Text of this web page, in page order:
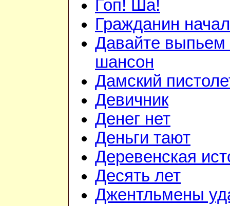
Гоп! Ша!
Гражданин
Давайте выпьем
шансон
Дамский
Девичник
Денег нет
Деньги тают
Деревенская
Десять лет
Джентльмены